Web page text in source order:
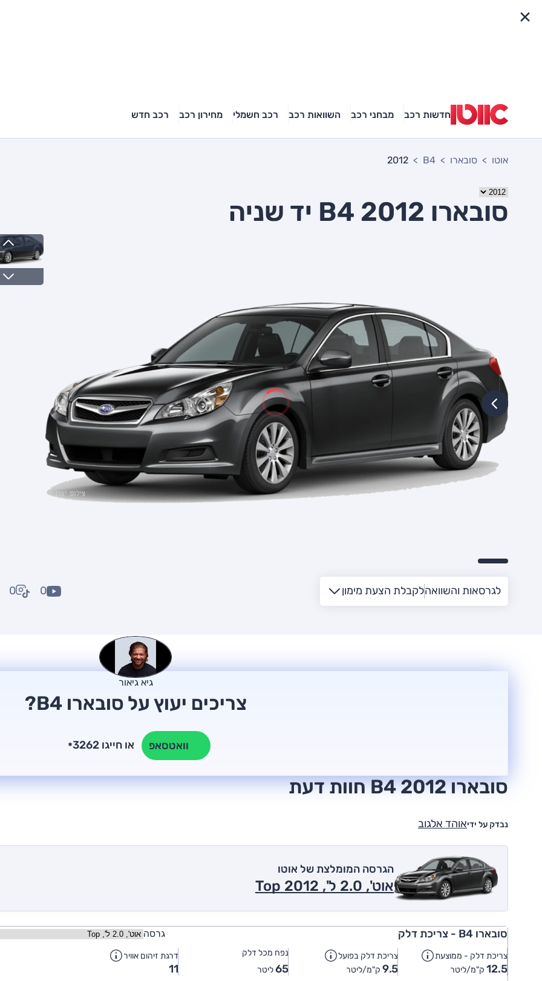
חדשות רכב מבחני רכב השוואות רכב רכב חשמלי מחירון רכב רכב חדש
אוטו סובארו B4
2012
סובארו B4 2012 יד שניה
לגרסאות והשוואהלקבלת הצעת מימון 0
0
גיא גיאור
צריכים יעוץ על סובארו B4?
וואטסאפ * או חייגו 3262
סובארו B4 2012 חוות דעת
נבדק על ידיאוהד אלגוב
הגרסה המומלצת של אוטו
אוט', 2.0 ל', Top 2012
סובארו B4 - צריכת דלק גרסה
צריכת דלק - ממוצעת
12.5 ק"מ/ליטר
צריכת דלק בפועל
9.5 ק"מ/ליטר
נפח מכל דלק
65ליטר
דרגת זיהום אוויר
11